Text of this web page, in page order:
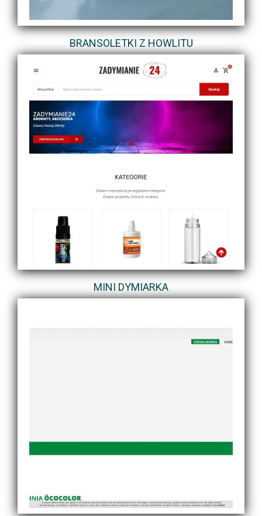
BRANSOLETKI Z HOWLITU
MINI DYMIARKA